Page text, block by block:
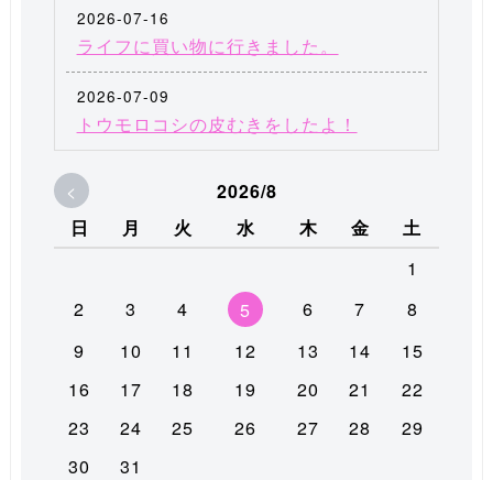
2026-07-16
ライフに買い物に行きました。
2026-07-09
トウモロコシの皮むきをしたよ！
<
2026/8
日
月 火 水 木 金
土
1
2
3 4 5 6 7
8
9
10 11 12 13 14
15
16
17 18 19 20 21
22
23
24 25 26 27 28
29
30
31